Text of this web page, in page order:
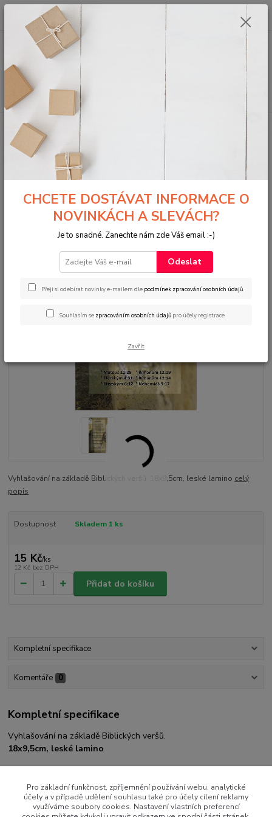
Menu
Hledat
0,00 Kč
Úvod DEREK PRINCE - karty vyhlašování
Kv - Odpuštění
Vyhlašování na základě Biblických veršů. 18x9,5cm, leské lamino celý
popis
Dostupnost Skladem 1 ks
15 Kč/ks
12 Kč bez DPH
Přidat do košíku
Kompletní specifikace
Komentáře 0
Kompletní specifikace
Vyhlašování na základě Biblických veršů.
18x9,5cm, leské lamino
Zboží zařazeno v kategoriích
CHCETE DOSTÁVAT INFORMACE O
NOVINKÁCH A SLEVÁCH?
Je to snadné. Zanechte nám zde Váš email :-)
Odeslat
Přeji si odebírat novinky e-mailem dle podmínek zpracování osobních údajů.
Souhlasím se zpracováním osobních údajů pro účely registrace.
Zavřít
Pro základní funkčnost, zpříjemnění používání webu, analytické
účely a v případě udělení souhlasu také pro účely cílení reklamy
využíváme soubory cookies. Nastavení vlastních preferencí